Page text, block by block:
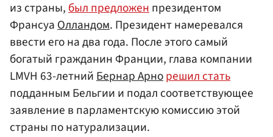
из страны,был предложенпрезидентом
ФрансуаОлландом. Президент намеревался
ввести его на два года. После этого самый
богатый гражданин Франции, глава компании
LMVH 63-летнийБернар Арнорешил стать
подданным Бельгии и подал соответствующее
заявление в парламентскую комиссию этой
страны по натурализации.